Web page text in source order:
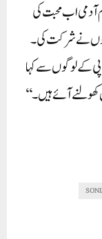
آدمی اب محبت کی
نے شرکت کی۔
کے لوگوں سے کہا
آئے ہیں۔ ‘‘